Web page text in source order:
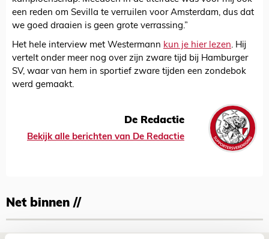
een reden om Sevilla te verruilen voor Amsterdam, dus dat
we goed draaien is geen grote verrassing.”
Het hele interview met Westermann kun je hier lezen. Hij
vertelt onder meer nog over zijn zware tijd bij Hamburger
SV, waar van hem in sportief zware tijden een zondebok
werd gemaakt.
De Redactie
Bekijk alle berichten van De Redactie
Net binnen //